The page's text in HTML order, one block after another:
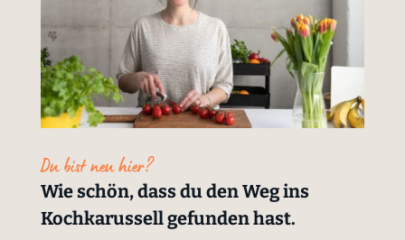
Du bist neu hier?
Wie schön, dass du den Weg ins
Kochkarussell gefunden hast.